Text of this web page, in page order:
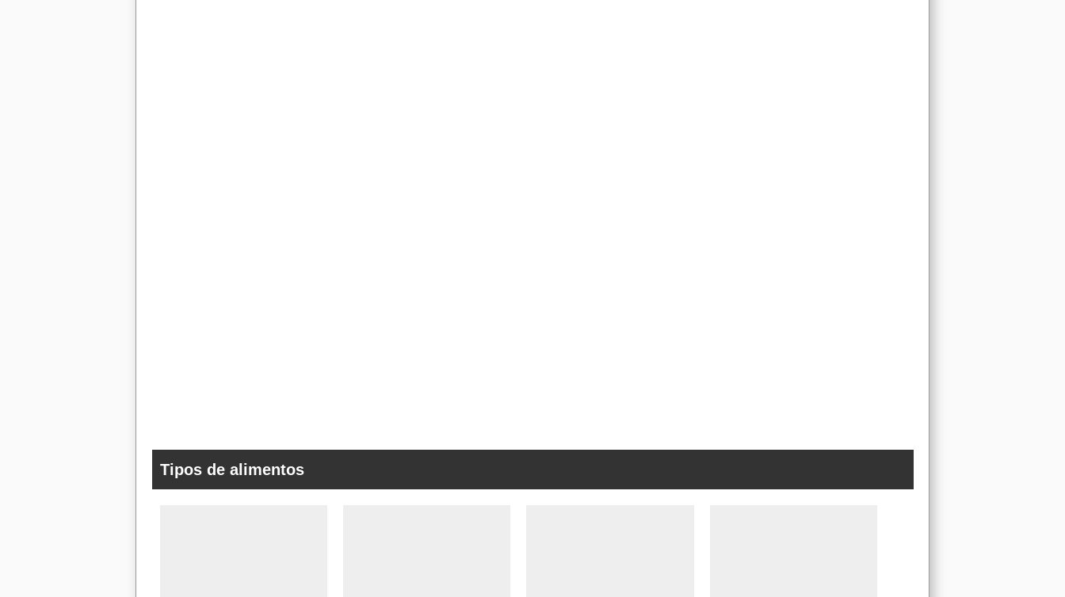
Tipos de alimentos